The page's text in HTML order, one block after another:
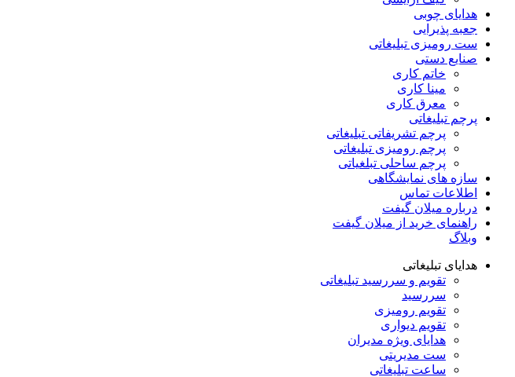
هدایای چوبی
جعبه پذیرایی
ست رومیزی تبلیغاتی
صنایع دستی
خاتم کاری
مینا کاری
معرق کاری
پرچم تبلیغاتی
پرچم تشریفاتی تبلیغاتی
پرچم رومیزی تبلیغاتی
پرچم ساحلی تبلغیاتی
سازه های نمایشگاهی
اطلاعات تماس
درباره میلان گیفت
راهنمای خرید از میلان گیفت
وبلاگ
هدایای تبلیغاتی
تقویم و سررسید تبلیغاتی
سررسید
تقویم رومیزی
تقویم دیواری
هدایای ویژه مدیران
ست مدیریتی
ساعت تبلیغاتی